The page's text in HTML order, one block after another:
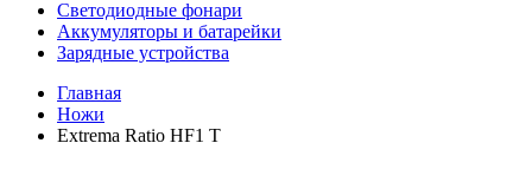
Светодиодные фонари
Аккумуляторы и батарейки
Зарядные устройства
Главная
Ножи
Extrema Ratio HF1 T